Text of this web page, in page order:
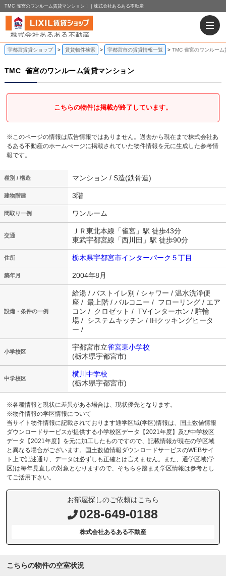
TMC 雀宮のワンルーム賃貸マンション！｜株式会社あるある不動産
宇都宮賃貸ショップ 賃貸物件検索 宇都宮市の賃貸情報一覧 TMC 雀宮のワンルー
TMC 雀宮のワンルーム賃貸マンション
こちらの物件は掲載が終了しています。
※このページの情報は広告情報ではありません。過去から現在まで株式会社あ
るある不動産のホームぺージに掲載されていた物件情報を元に生成した参考情
報です。
種別 / 構造 マンション / S造(鉄骨造)
建物階建 3階
間取り一例 ワンルーム
交通
ＪＲ東北本線「雀宮」駅 徒歩43分
東武宇都宮線「西川田」駅 徒歩90分
住所 栃木県宇都宮市インターパーク５丁目
築年月 2004年8月
設備・条件の一例
給湯 / バストイレ別 / シャワー / 温水洗浄便
座 / 最上階 / バルコニー / フローリング / エア
コン / クロゼット / TVインターホン / 駐輪
場 / システムキッチン / IHクッキングヒータ
ー /
小学校区
宇都宮市立雀宮東小学校
(栃木県宇都宮市)
中学校区
横川中学校
(栃木県宇都宮市)
※各種情報と現状に差異がある場合は、現状優先となります。
※物件情報の学区情報について
当サイト物件情報に記載されております通学区域(学区)情報は、国土数値情報
ダウンロードサービスが提供する小学校区データ【2021年度】及び中学校区
データ【2021年度】を元に加工したものですので、記載情報が現在の学区域
と異なる場合がございます。国土数値情報ダウンロードサービスのWEBサイ
ト上で記述通り、データは必ずしも正確とは言えません。また、通学区域(学
区)は毎年見直しの対象となりますので、そちらを踏まえ学区情報は参考とし
てご活用下さい。
お部屋探しのご依頼はこちら
028-649-0188
株式会社あるある不動産
こちらの物件の空室状況